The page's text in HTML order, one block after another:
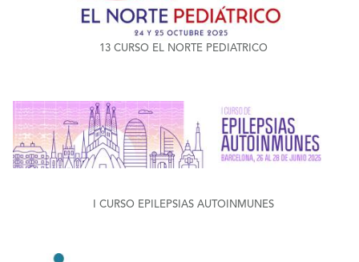
13 CURSO EL NORTE PEDIATRICO
+
I CURSO EPILEPSIAS AUTOINMUNES